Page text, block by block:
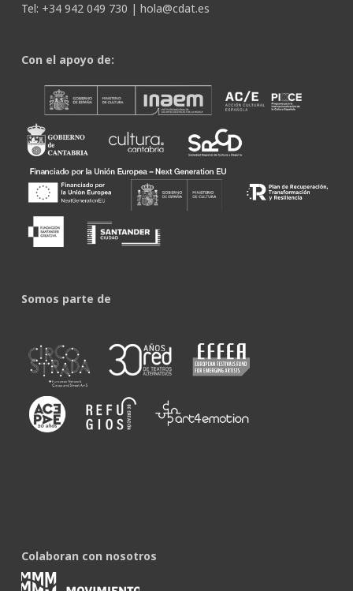
Tel: +34 942 049 730 | hola@cdat.es
Con el apoyo de:
Somos parte de
Colaboran con nosotros